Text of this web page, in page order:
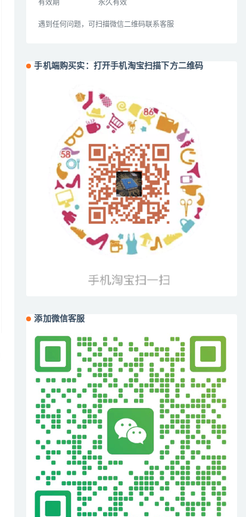
有效期 永久有效
遇到任何问题，可扫描微信二维码联系客服
手机端购买实：打开手机淘宝扫描下方二维码
添加微信客服